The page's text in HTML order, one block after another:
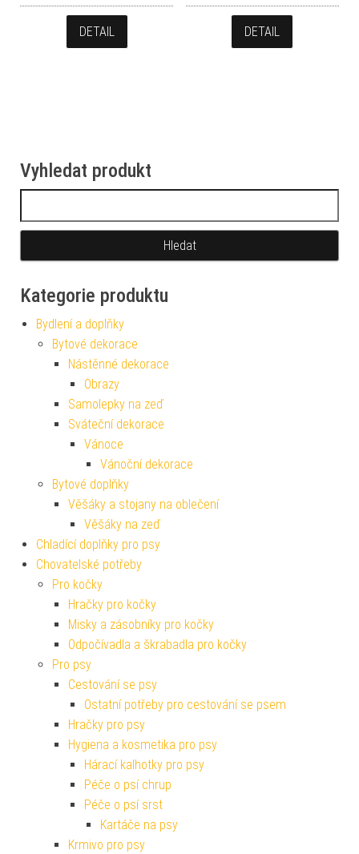
DETAIL DETAIL
Vyhledat produkt
Kategorie produktu
Bydlení a doplňky
Bytové dekorace
Nástěnné dekorace
Obrazy
Samolepky na zeď
Sváteční dekorace
Vánoce
Vánoční dekorace
Bytové doplňky
Věšáky a stojany na oblečení
Věšáky na zeď
Chladící doplňky pro psy
Chovatelské potřeby
Pro kočky
Hračky pro kočky
Misky a zásobníky pro kočky
Odpočívadla a škrabadla pro kočky
Pro psy
Cestování se psy
Ostatní potřeby pro cestování se psem
Hračky pro psy
Hygiena a kosmetika pro psy
Hárací kalhotky pro psy
Péče o psí chrup
Péče o psí srst
Kartáče na psy
Krmivo pro psy